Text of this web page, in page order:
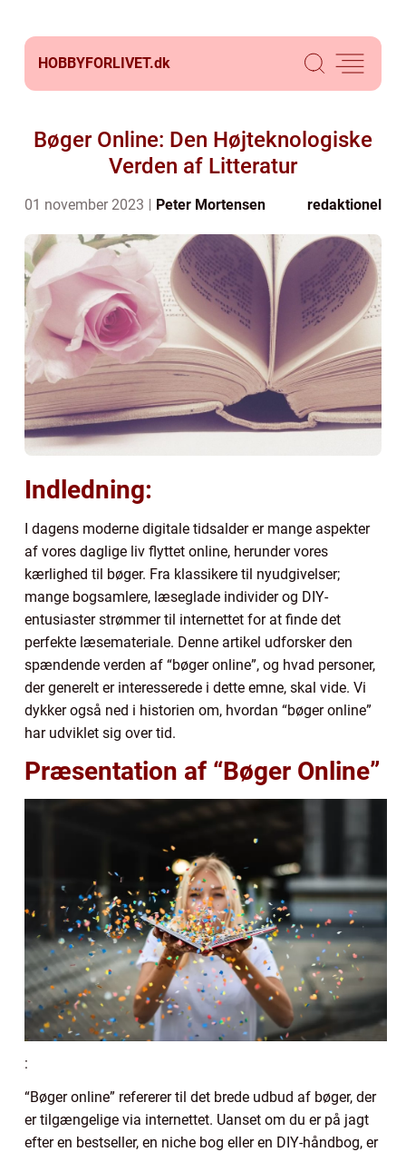
HOBBYFORLIVET.dk
Bøger Online: Den Højteknologiske
Verden af Litteratur
01 november 2023 Peter Mortensen redaktionel
Indledning:
I dagens moderne digitale tidsalder er mange aspekter
af vores daglige liv flyttet online, herunder vores
kærlighed til bøger. Fra klassikere til nyudgivelser;
mange bogsamlere, læseglade individer og DIY-
entusiaster strømmer til internettet for at finde det
perfekte læsemateriale. Denne artikel udforsker den
spændende verden af “bøger online”, og hvad personer,
der generelt er interesserede i dette emne, skal vide. Vi
dykker også ned i historien om, hvordan “bøger online”
har udviklet sig over tid.
Præsentation af “Bøger Online”
:
“Bøger online” refererer til det brede udbud af bøger, der
er tilgængelige via internettet. Uanset om du er på jagt
efter en bestseller, en niche bog eller en DIY-håndbog, er